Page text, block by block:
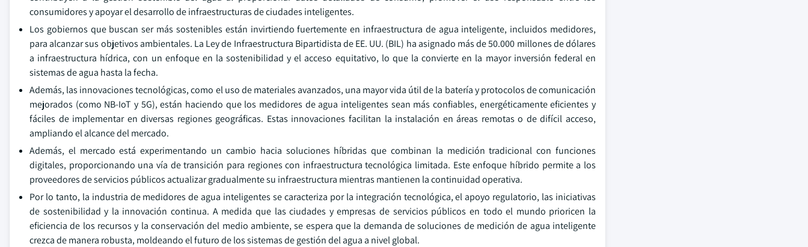
consumidores y apoyar el desarrollo de infraestructuras de ciudades inteligentes.
Los gobiernos que buscan ser más sostenibles están invirtiendo fuertemente en infraestructura de agua inteligente, incluidos medidores,
para alcanzar sus objetivos ambientales. La Ley de Infraestructura Bipartidista de EE. UU. (BIL) ha asignado más de 50.000 millones de dólares
a infraestructura hídrica, con un enfoque en la sostenibilidad y el acceso equitativo, lo que la convierte en la mayor inversión federal en
sistemas de agua hasta la fecha.
Además, las innovaciones tecnológicas, como el uso de materiales avanzados, una mayor vida útil de la batería y protocolos de comunicación
mejorados (como NB-IoT y 5G), están haciendo que los medidores de agua inteligentes sean más confiables, energéticamente eficientes y
fáciles de implementar en diversas regiones geográficas. Estas innovaciones facilitan la instalación en áreas remotas o de difícil acceso,
ampliando el alcance del mercado.
Además, el mercado está experimentando un cambio hacia soluciones híbridas que combinan la medición tradicional con funciones
digitales, proporcionando una vía de transición para regiones con infraestructura tecnológica limitada. Este enfoque híbrido permite a los
proveedores de servicios públicos actualizar gradualmente su infraestructura mientras mantienen la continuidad operativa.
Por lo tanto, la industria de medidores de agua inteligentes se caracteriza por la integración tecnológica, el apoyo regulatorio, las iniciativas
de sostenibilidad y la innovación continua. A medida que las ciudades y empresas de servicios públicos en todo el mundo prioricen la
eficiencia de los recursos y la conservación del medio ambiente, se espera que la demanda de soluciones de medición de agua inteligente
crezca de manera robusta, moldeando el futuro de los sistemas de gestión del agua a nivel global.